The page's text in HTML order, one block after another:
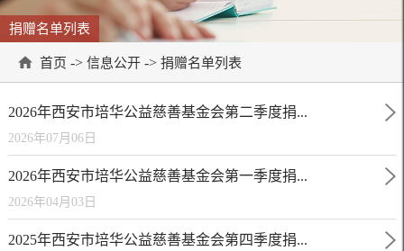
捐赠名单列表
首页 -> 信息公开 -> 捐赠名单列表
2026年西安市培华公益慈善基金会第二季度捐...
2026年07月06日
2026年西安市培华公益慈善基金会第一季度捐...
2026年04月03日
2025年西安市培华公益慈善基金会第四季度捐...